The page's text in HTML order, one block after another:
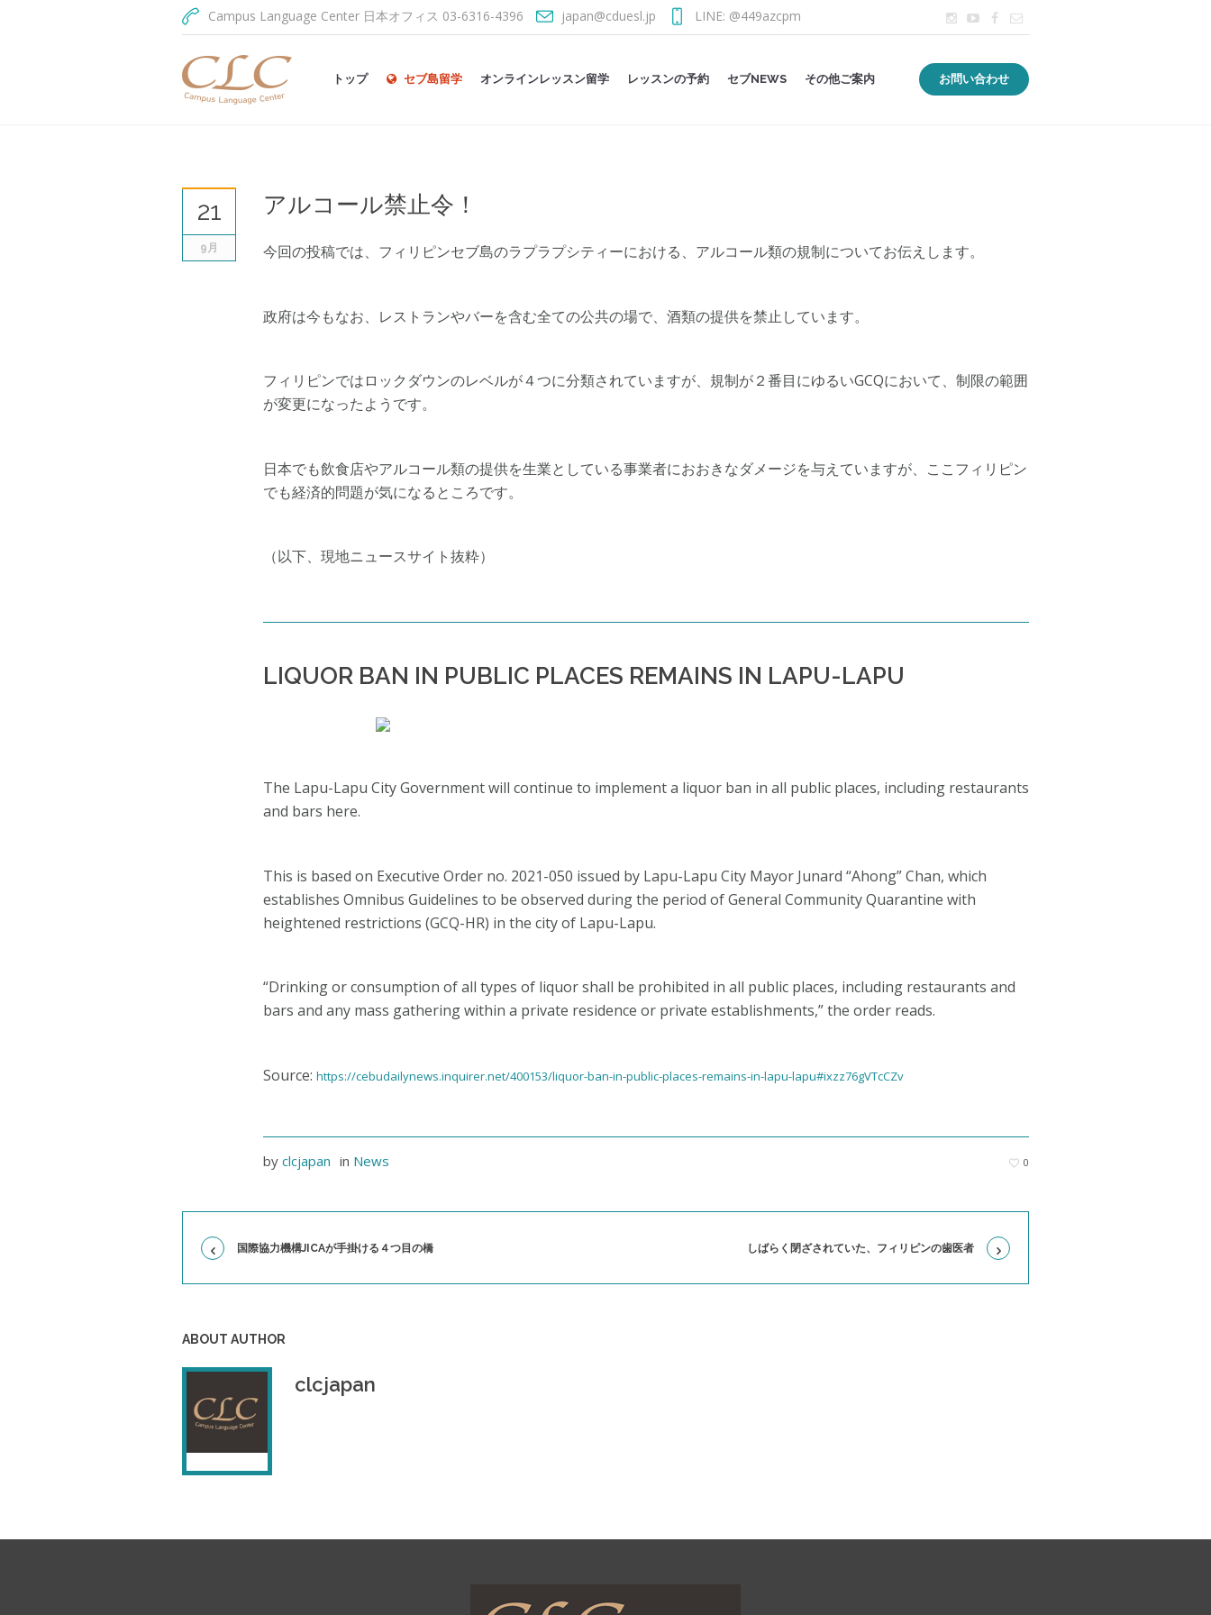
Campus Language Center 日本オフィス 03-6316-4396 japan@cduesl.jp LINE: @449azcpm
お問い合わせ
トップ セブ島留学 オンラインレッスン留学 レッスンの予約 セブNEWS その他ご案内
21
9月
アルコール禁止令！
今回の投稿では、フィリピンセブ島のラプラプシティーにおける、アルコール類の規制についてお伝えします。
政府は今もなお、レストランやバーを含む全ての公共の場で、酒類の提供を禁止しています。
フィリピンではロックダウンのレベルが４つに分類されていますが、規制が２番目にゆるいGCQにおいて、制限の範囲
が変更になったようです。
日本でも飲食店やアルコール類の提供を生業としている事業者におおきなダメージを与えていますが、ここフィリピン
でも経済的問題が気になるところです。
（以下、現地ニュースサイト抜粋）
LIQUOR BAN IN PUBLIC PLACES REMAINS IN LAPU-LAPU
The Lapu-Lapu City Government will continue to implement a liquor ban in all public places, including restaurants
and bars here.
This is based on Executive Order no. 2021-050 issued by Lapu-Lapu City Mayor Junard “Ahong” Chan, which
establishes Omnibus Guidelines to be observed during the period of General Community Quarantine with
heightened restrictions (GCQ-HR) in the city of Lapu-Lapu.
“Drinking or consumption of all types of liquor shall be prohibited in all public places, including restaurants and
bars and any mass gathering within a private residence or private establishments,” the order reads.
Source: https://cebudailynews.inquirer.net/400153/liquor-ban-in-public-places-remains-in-lapu-lapu#ixzz76gVTcCZv
0
by clcjapan in News
国際協力機構JICAが手掛ける４つ目の橋 しばらく閉ざされていた、フィリピンの歯医者
ABOUT AUTHOR
clcjapan